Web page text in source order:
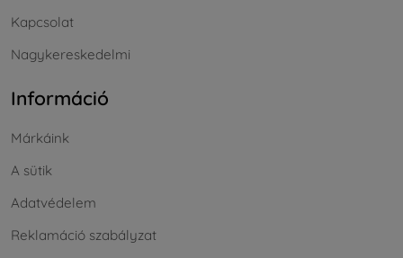
Kapcsolat
Nagykereskedelmi
Információ
Márkáink
A sütik
Adatvédelem
Reklamáció szabályzat